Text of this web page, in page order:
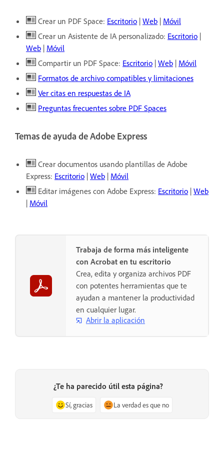
Crear un PDF Space: Escritorio | Web | Móvil
Crear un Asistente de IA personalizado: Escritorio |
Web | Móvil
Compartir un PDF Space: Escritorio | Web | Móvil
Formatos de archivo compatibles y limitaciones
Ver citas en respuestas de IA
Preguntas frecuentes sobre PDF Spaces
Temas de ayuda de Adobe Express
Crear documentos usando plantillas de Adobe
Express: Escritorio | Web | Móvil
Editar imágenes con Adobe Express: Escritorio | Web
| Móvil
Trabaja de forma más inteligente
con Acrobat en tu escritorio
Crea, edita y organiza archivos PDF
con potentes herramientas que te
ayudan a mantener la productividad
en cualquier lugar.
Abrir la aplicación
¿Te ha parecido útil esta página?
Sí, gracias La verdad es que no